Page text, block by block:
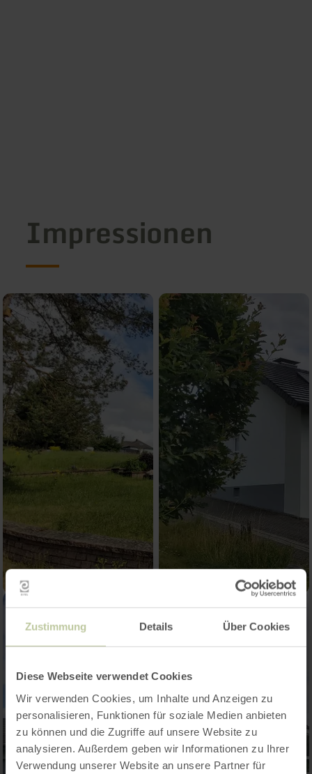
Zustimmung Details Über Cookies
Diese Webseite verwendet Cookies
Wir verwenden Cookies, um Inhalte und Anzeigen zu
personalisieren, Funktionen für soziale Medien anbieten
zu können und die Zugriffe auf unsere Website zu
analysieren. Außerdem geben wir Informationen zu Ihrer
Verwendung unserer Website an unsere Partner für
Impressionen